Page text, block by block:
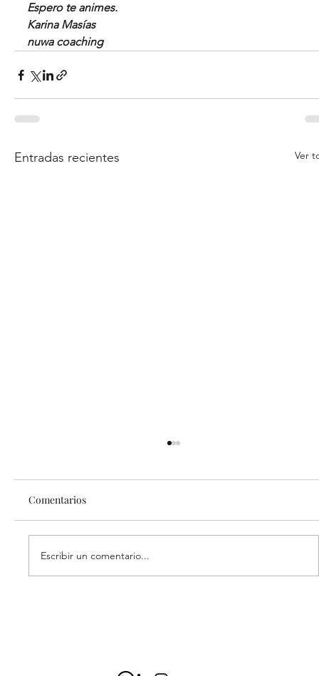
Espero te animes.
Karina Masías
nuwa coaching
Entradas recientes Ver
El líder, ¿un súper héroe?
Comentarios
Escribir un comentario...